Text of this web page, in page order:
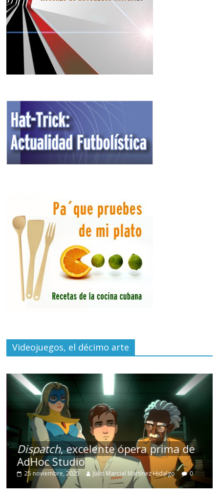
Videojuegos, el décimo arte
Dispatch, excelente ópera prima de
AdHoc Studio
25 noviembre, 2025 Julio Marcial Martínez Hidalgo 0